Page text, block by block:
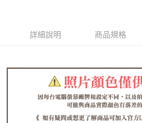
１．簡單：不需註冊會員、不需綁卡、不需儲值。
【「AFTEE先享後付」結帳流程】
１．於結帳方式選擇「AFTEE先享後付」後，將
結帳頁面，進行簡訊認證並確認金額後，即可完成
２．訂單成立數日內，您將收到繳費通知簡訊。
３．收到繳費通知簡訊後14天內，點擊此簡訊中
ATM／網路銀行／等多元方式進行付款，方視為
運送方式
每筆NT$60，滿NT$1,380(含以上)免運費
付款後全家取貨
每筆NT$60，滿NT$1,380(含以上)免運費
7-11取貨付款
詳細說明 商品規格